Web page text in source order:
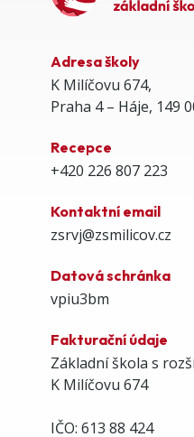
Adresa školy
K Milíčovu 674,
Praha 4 – Háje, 149
Recepce
+420 226 807 223
Kontaktní email
zsrvj@zsmilicov.cz
Datová schránka
vpiu3bm
Fakturační údaje
Základní škola s
K Milíčovu 674
IČO: 613 88 424